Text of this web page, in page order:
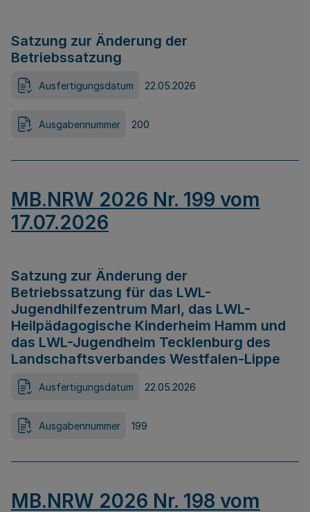
Satzung zur Änderung der
Betriebssatzung
Ausfertigungsdatum 22.05.2026
Ausgabennummer 200
MB.NRW 2026 Nr. 199 vom
17.07.2026
Satzung zur Änderung der
Betriebssatzung für das LWL-
Jugendhilfezentrum Marl, das LWL-
Heilpädagogische Kinderheim Hamm und
das LWL-Jugendheim Tecklenburg des
Landschaftsverbandes Westfalen-Lippe
Ausfertigungsdatum 22.05.2026
Ausgabennummer 199
MB.NRW 2026 Nr. 198 vom